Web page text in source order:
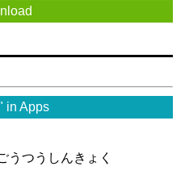
in Apps
うつうしんきょく